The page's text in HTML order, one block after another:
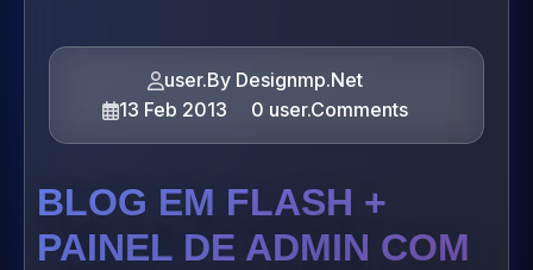
user.By Designmp.Net
13 Feb 2013
0 user.Comments
BLOG EM FLASH +
PAINEL DE ADMIN COM